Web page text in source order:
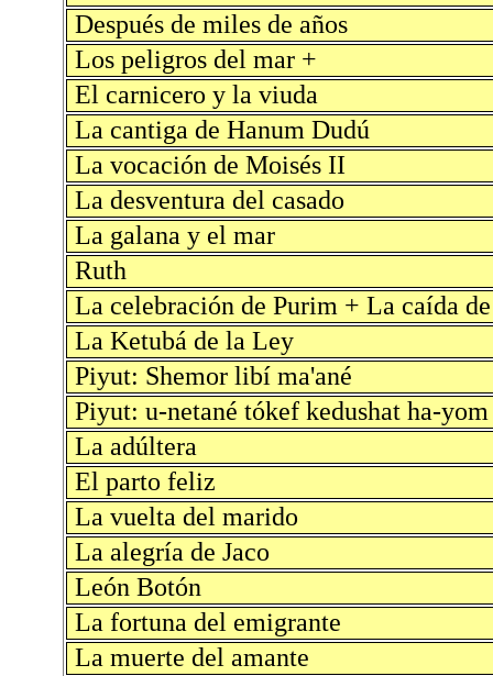
Después de miles de años
Los peligros del mar +
El carnicero y la viuda
La cantiga de Hanum Dudú
La vocación de Moisés II
La desventura del casado
La galana y el mar
Ruth
La celebración de Purim + La caída
La Ketubá de la Ley
Piyut: Shemor libí ma'ané
Piyut: u-netané tókef kedushat ha-yom
La adúltera
El parto feliz
La vuelta del marido
La alegría de Jaco
León Botón
La fortuna del emigrante
La muerte del amante